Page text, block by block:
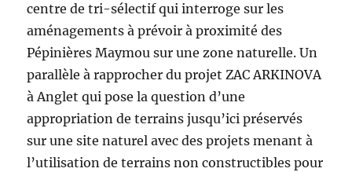
centre de tri-sélectif qui interroge sur les
aménagements à prévoir à proximité des
Pépinières Maymou sur une zone naturelle. Un
parallèle à rapprocher du projet ZAC ARKINOVA
à Anglet qui pose la question d’une
appropriation de terrains jusqu’ici préservés
sur une site naturel avec des projets menant à
l’utilisation de terrains non constructibles pour